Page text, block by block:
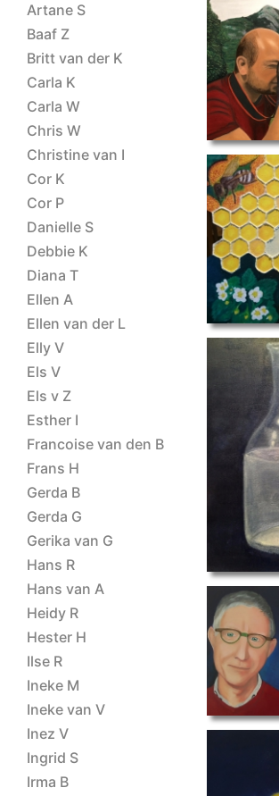
Artane S
Baaf Z
Britt van der K
Carla K
Carla W
Chris W
Christine van I
Cor K
Cor P
Danielle S
Debbie K
Diana T
Ellen A
Ellen van der L
Elly V
Els V
Els v Z
Esther I
Francoise van den B
Frans H
Gerda B
Gerda G
Gerika van G
Hans R
Hans van A
Heidy R
Hester H
Ilse R
Ineke M
Ineke van V
Inez V
Ingrid S
Irma B
ET-2025-Theo-B
bijenwapen
glas
main